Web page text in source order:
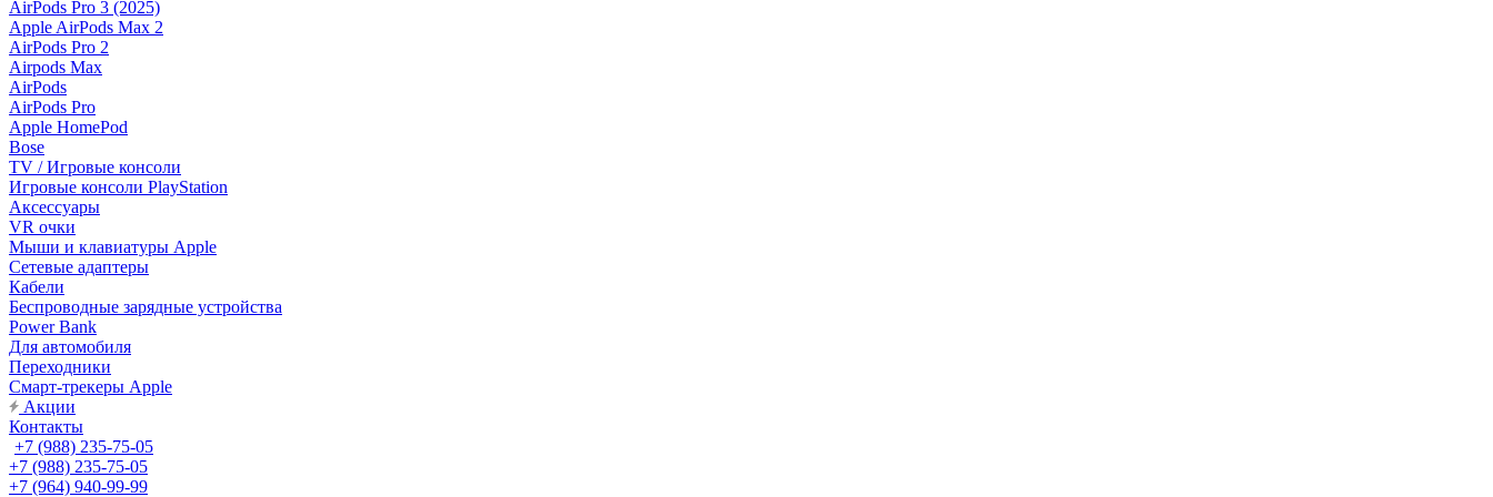
AirPods Pro 3 (2025)
Apple AirPods Max 2
AirPods Pro 2
Airpods Max
AirPods
AirPods Pro
Apple HomePod
Bose
TV / Игровые консоли
Игровые консоли PlayStation
Аксессуары
VR очки
Мыши и клавиатуры Apple
Сетевые адаптеры
Кабели
Беспроводные зарядные устройства
Power Bank
Для автомобиля
Переходники
Смарт-трекеры Apple
Акции
Контакты
+7 (988) 235-75-05
+7 (988) 235-75-05
+7 (964) 940-99-99